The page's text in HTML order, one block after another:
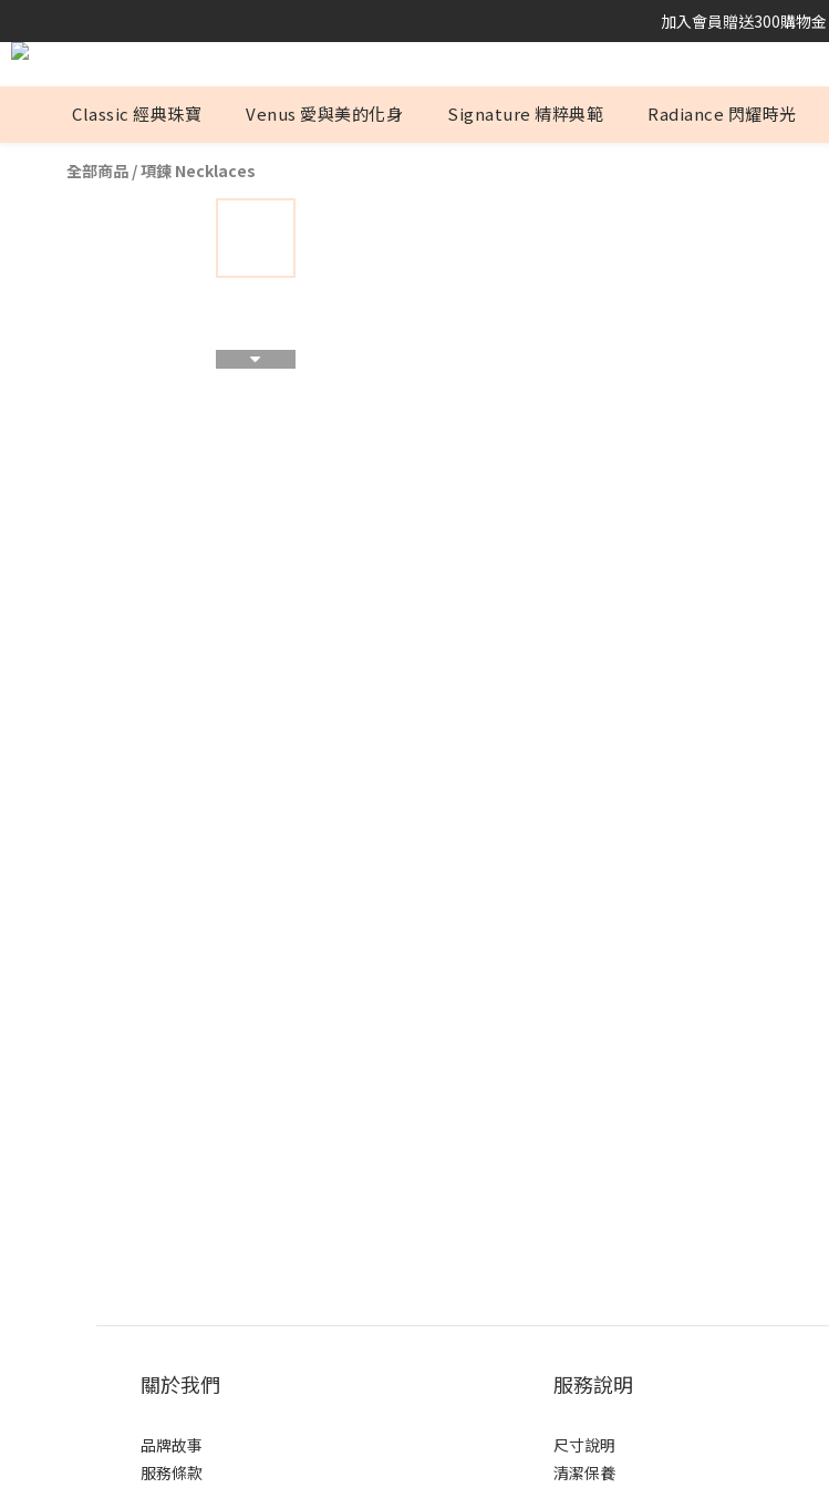
加入會員贈送300購物金
Classic 經典珠寶 Venus 愛與美的化身 Signature 精粹典範 Radiance 閃耀時光
全部商品 /項鍊 Necklaces
關於我們
品牌故事
服務條款
服務說明
尺寸說明
清潔保養